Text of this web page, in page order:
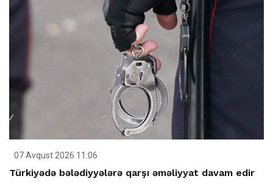
07 Avqust 2026 11:06
Türkiyədə bələdiyyələrə qarşı əməliyyat davam edir